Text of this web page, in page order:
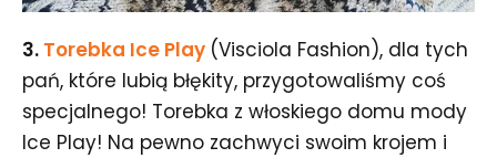
3. Torebka Ice Play (Visciola Fashion), dla tych
pań, które lubią błękity, przygotowaliśmy coś
specjalnego! Torebka z włoskiego domu mody
Ice Play! Na pewno zachwyci swoim krojem i